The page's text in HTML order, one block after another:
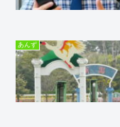
あんず